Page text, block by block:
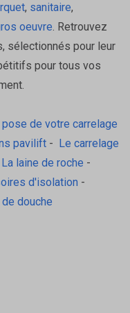
lors de travaux de
à stratifié, à
en esthétique.
sollicités
ou terrasse
, sanitaire,
oeuvre. Retrouvez
sélectionnés pour leur
pour tous vos
de votre carrelage
pavilift-
Le carrelage
La laine de roche -
d'isolation -
douche